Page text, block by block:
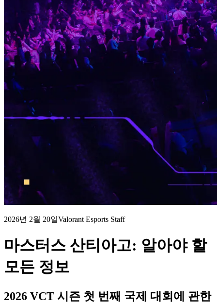
2026년 2월 20일Valorant Esports Staff
마스터스 산티아고: 알아야 할
모든 정보
2026 VCT 시즌 첫 번째 국제 대회에 관한